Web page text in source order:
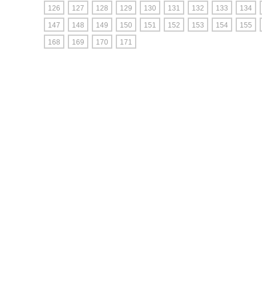
126 127 128 129 130 131 132 133 134
147 148 149 150 151 152 153 154 155
168 169 170 171